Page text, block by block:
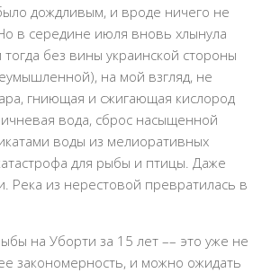
дождливым, и вроде ничего не
в середине июля вновь хлынула
без вины украинской стороны
на мой взгляд, не
гниющая и сжигающая кислород
вода, сброс насыщенной
воды из мелиоративных
для рыбы и птицы. Даже
Река из нерестовой превратилась в
на Уборти за 15 лет –– это уже не
закономерность, и можно ожидать